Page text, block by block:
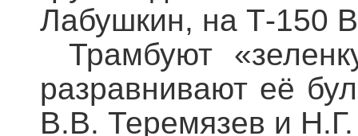
Лабушкин, на Т-150
Трамбуют
разравнивают её
В.В. Теремязев и